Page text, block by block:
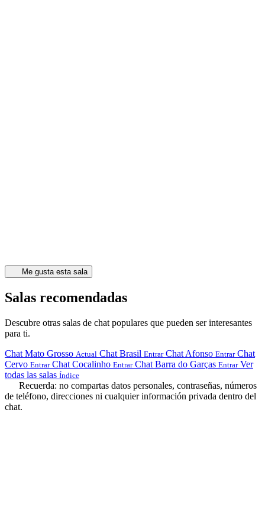
Me gusta esta sala
Salas recomendadas
Descubre otras salas de chat populares que pueden ser interesantes
para ti.
Chat Mato Grosso Actual Chat Brasil Entrar Chat Afonso Entrar Chat
Cervo Entrar Chat Cocalinho Entrar Chat Barra do Garças Entrar Ver
todas las salas Índice
Recuerda: no compartas datos personales, contraseñas, números
de teléfono, direcciones ni cualquier información privada dentro del
chat.